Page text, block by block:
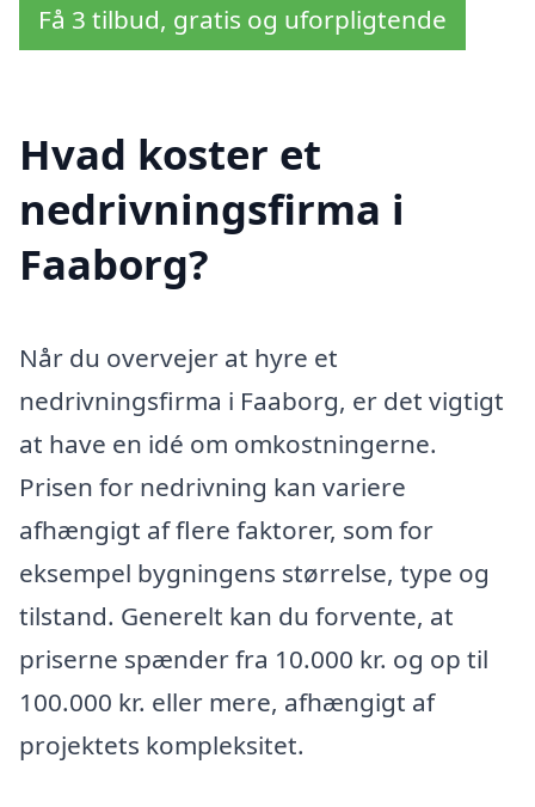
Få 3 tilbud, gratis og uforpligtende
Hvad koster et
nedrivningsfirma i
Faaborg?
Når du overvejer at hyre et
nedrivningsfirma i Faaborg, er det vigtigt
at have en idé om omkostningerne.
Prisen for nedrivning kan variere
afhængigt af flere faktorer, som for
eksempel bygningens størrelse, type og
tilstand. Generelt kan du forvente, at
priserne spænder fra 10.000 kr. og op til
100.000 kr. eller mere, afhængigt af
projektets kompleksitet.